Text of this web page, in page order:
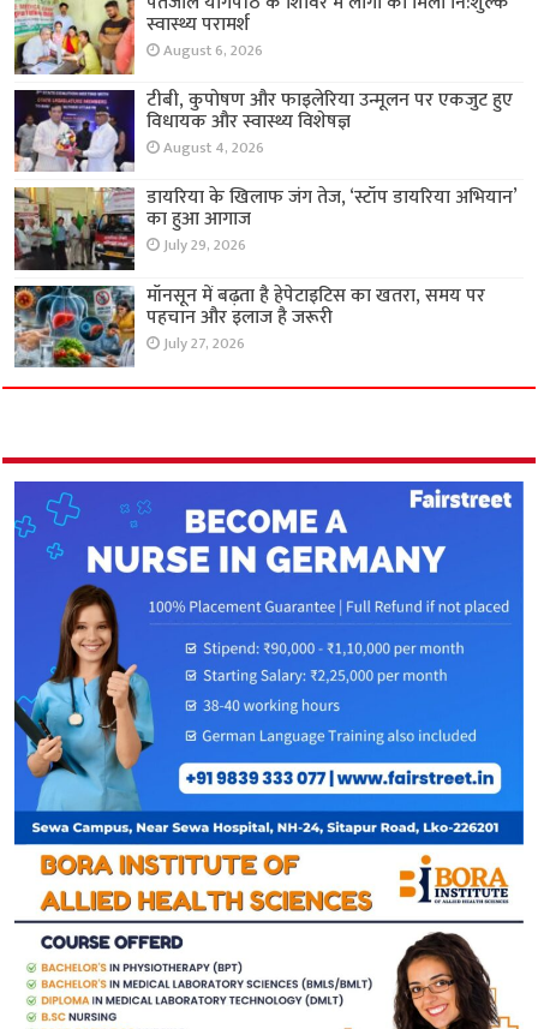
स्वास्थ्य परामर्श
August 6, 2026
टीबी, कुपोषण और फाइलेरिया उन्मूलन पर एकजुट हुए
विधायक और स्वास्थ्य विशेषज्ञ
August 4, 2026
डायरिया के खिलाफ जंग तेज, ‘स्टॉप डायरिया अभियान’
का हुआ आगाज
July 29, 2026
मॉनसून में बढ़ता है हेपेटाइटिस का खतरा, समय पर
पहचान और इलाज है जरूरी
July 27, 2026